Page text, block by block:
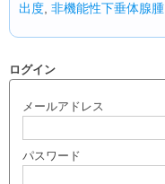
出度 非機能性下垂体腺腫
ログイン
メールアドレス
パスワード